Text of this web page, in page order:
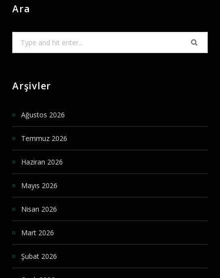
Ara
Arşivler
Ağustos 2026
Temmuz 2026
Haziran 2026
Mayıs 2026
Nisan 2026
Mart 2026
Şubat 2026